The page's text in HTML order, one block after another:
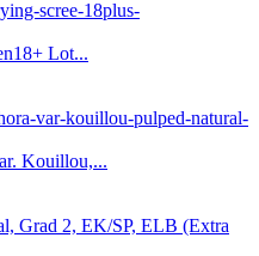
Lot...
Kouillou,...